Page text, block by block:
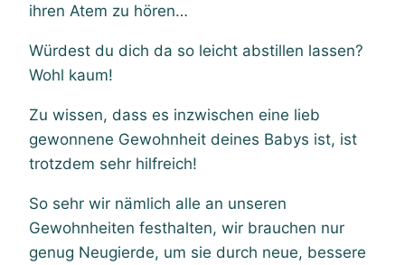
ihren Atem zu hören…
Würdest du dich da so leicht abstillen lassen?
Wohl kaum!
Zu wissen, dass es inzwischen eine lieb
gewonnene Gewohnheit deines Babys ist, ist
trotzdem sehr hilfreich!
So sehr wir nämlich alle an unseren
Gewohnheiten festhalten, wir brauchen nur
genug Neugierde, um sie durch neue, bessere